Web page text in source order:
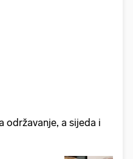
održavanje, a sijeda i